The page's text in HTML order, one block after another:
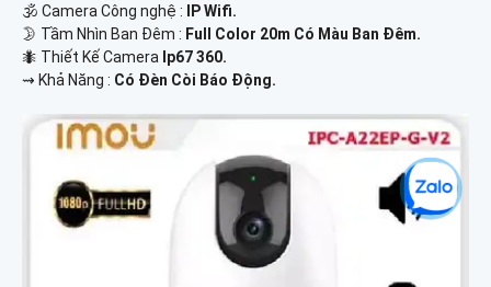
🕉️ Camera Công nghệ :
IP Wifi.
🌛 Tầm Nhìn Ban Đêm : Full Color 20m Có Màu Ban Đêm.
🐜 Thiết Kế Camera Ip67 360.
️⇝ Khả Năng : Có Đèn Còi Báo Động.